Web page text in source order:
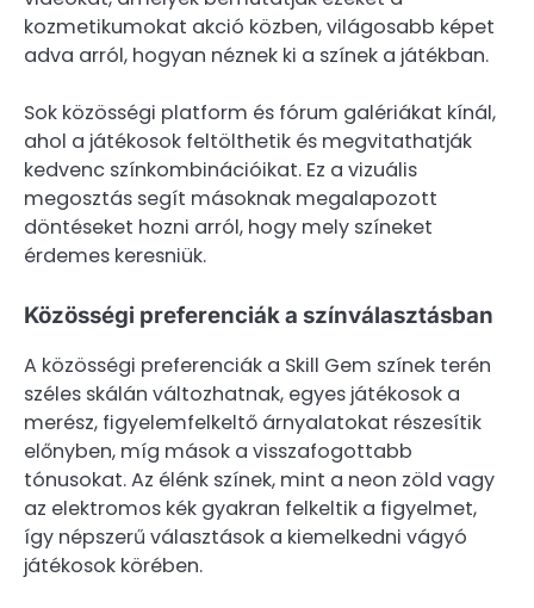
kozmetikumokat akció közben, világosabb képet
adva arról, hogyan néznek ki a színek a játékban.
Sok közösségi platform és fórum galériákat kínál,
ahol a játékosok feltölthetik és megvitathatják
kedvenc színkombinációikat. Ez a vizuális
megosztás segít másoknak megalapozott
döntéseket hozni arról, hogy mely színeket
érdemes keresniük.
Közösségi preferenciák a színválasztásban
A közösségi preferenciák a Skill Gem színek terén
széles skálán változhatnak, egyes játékosok a
merész, figyelemfelkeltő árnyalatokat részesítik
előnyben, míg mások a visszafogottabb
tónusokat. Az élénk színek, mint a neon zöld vagy
az elektromos kék gyakran felkeltik a figyelmet,
így népszerű választások a kiemelkedni vágyó
játékosok körében.